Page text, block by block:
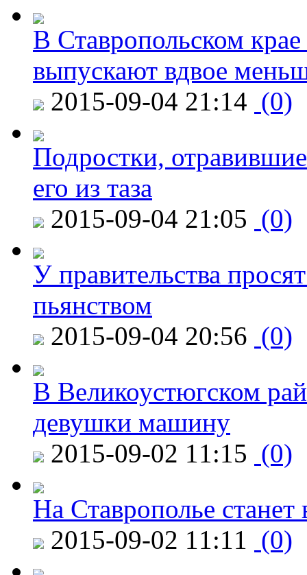
В Ставропольском
выпускают вдвое
2015-09-04 21:14 (0)
Подростки,
его из таза
2015-09-04 21:05 (0)
У правительства
пьянством
2015-09-04 20:56 (0)
В Великоустюгском
девушки машину
2015-09-02 11:15 (0)
На Ставрополье
2015-09-02 11:11 (0)